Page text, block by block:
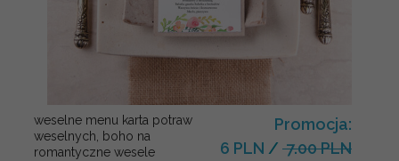
weselne menu karta potraw
weselnych, boho na
romantyczne wesele
Promocja:
6 PLN / 7.00 PLN